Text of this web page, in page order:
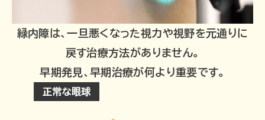
緑内障は、一旦悪くなった視力や視野を元通りに
戻す治療方法がありません。
早期発見、早期治療が何より重要です。